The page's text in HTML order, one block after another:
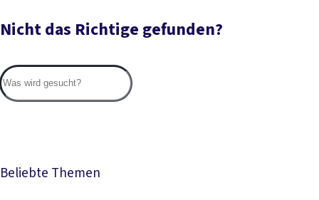
Mehr lesen
Nicht das Richtige gefunden?
Beliebte Themen